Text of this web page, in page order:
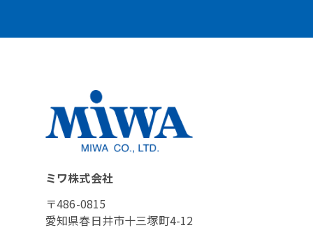
ミワ株式会社
〒486-0815
愛知県春日井市十三塚町4-12